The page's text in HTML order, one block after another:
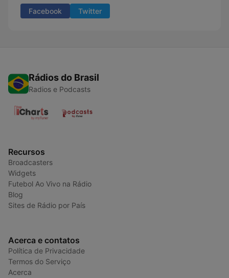
Facebook Twitter
Rádios do Brasil
Radios e Podcasts
Recursos
Broadcasters
Widgets
Futebol Ao Vivo na Rádio
Blog
Sites de Rádio por País
Acerca e contatos
Política de Privacidade
Termos do Serviço
Acerca